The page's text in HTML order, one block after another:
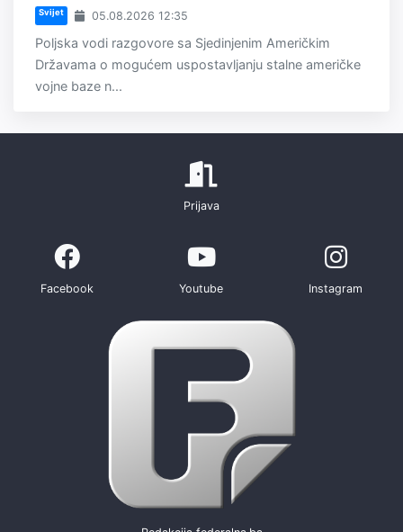
Svijet 05.08.2026 12:35
Poljska vodi razgovore sa Sjedinjenim Američkim
Državama o mogućem uspostavljanju stalne američke
vojne baze n...
Prijava
Facebook Youtube Instagram